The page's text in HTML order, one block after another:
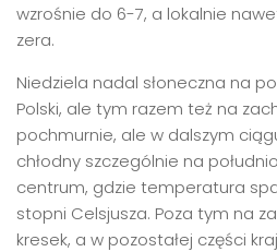
wzrośnie do 6-7, a lokalnie
zera.
Niedziela nadal słoneczna na
Polski, ale tym razem też na
pochmurnie, ale w dalszym
chłodny szczególnie na
centrum, gdzie temperatura
stopni Celsjusza. Poza tym na
kresek, a w pozostałej części